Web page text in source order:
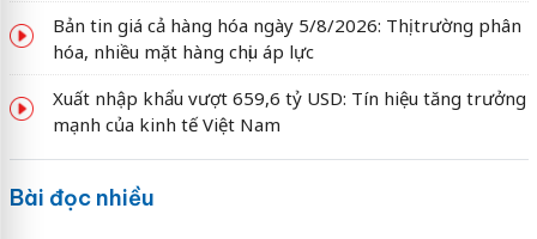
Bản tin giá cả hàng hóa ngày 5/8/2026: Thị trường phân
hóa, nhiều mặt hàng chịu áp lực
Xuất nhập khẩu vượt 659,6 tỷ USD: Tín hiệu tăng trưởng
mạnh của kinh tế Việt Nam
Bài đọc nhiều